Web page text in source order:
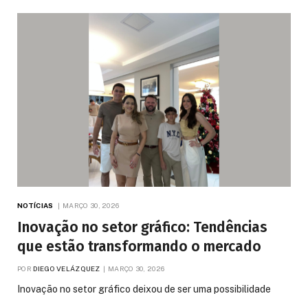
NOTÍCIAS MARÇO 30, 2026
Inovação no setor gráfico: Tendências
que estão transformando o mercado
POR DIEGO VELÁZQUEZ MARÇO 30, 2026
Inovação no setor gráfico deixou de ser uma possibilidade